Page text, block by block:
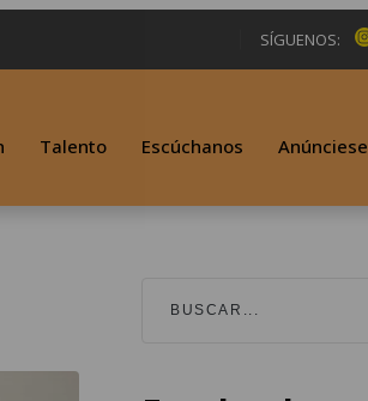
SÍGUENOS:
Talento Escúchanos Anúnciese